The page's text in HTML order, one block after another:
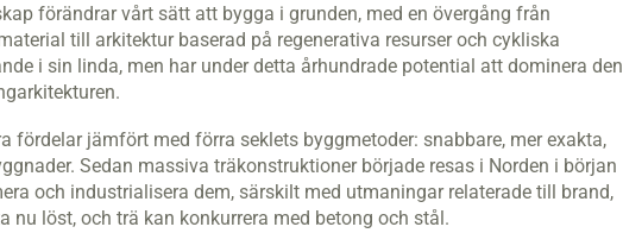
förändrar vårt sätt att bygga i grunden, med en övergång från
till arkitektur baserad på regenerativa resurser och cykliska
i sin linda, men har under detta århundrade potential att dominera den
fördelar jämfört med förra seklets byggmetoder: snabbare, mer exakta,
Sedan massiva träkonstruktioner började resas i Norden i början
och industrialisera dem, särskilt med utmaningar relaterade till brand,
nu löst, och trä kan konkurrera med betong och stål.